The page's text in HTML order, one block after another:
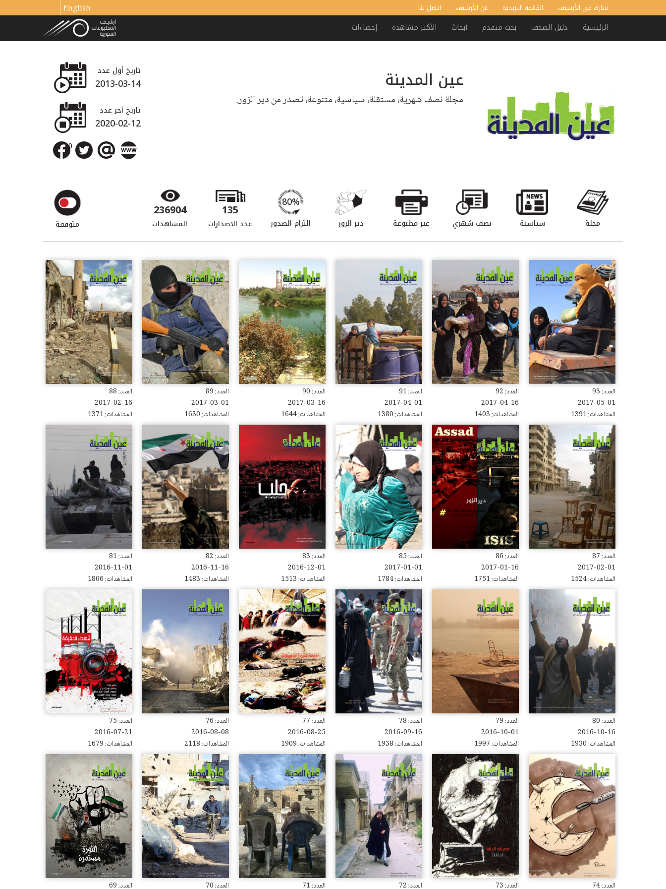
شارك في الأرشيف القائمة البريدية عن الأرشيف اتصل بنا English
الرئيسية دليل الصحف بحث متقدم أبحاث الأكثر مشاهدة إحصاءات
عين المدينة
مجلة نصف شهرية، مستقلة، سياسية، متنوعة، تصدر من دير الزور.
تاريخ أول عدد
2013-03-14
تاريخ آخر عدد
2020-02-12
0
مجلة سياسية نصف شهري غير مطبوعة دير الزور
80%
التزام الصدور
135
عدد الاصدارات
236904
المشاهدات متوقفة
العدد: 93
2017-05-01
المشاهدات: 1391
العدد: 92
2017-04-16
المشاهدات: 1403
العدد: 91
2017-04-01
المشاهدات: 1380
العدد: 90
2017-03-16
المشاهدات: 1644
العدد: 89
2017-03-01
المشاهدات: 1630
العدد: 88
2017-02-16
المشاهدات: 1371
العدد: 87
2017-02-01
المشاهدات: 1524
العدد: 86
2017-01-16
المشاهدات: 1751
العدد: 85
2017-01-01
المشاهدات: 1784
العدد: 83
2016-12-01
المشاهدات: 1513
العدد: 82
2016-11-16
المشاهدات: 1483
العدد: 81
2016-11-01
المشاهدات: 1806
العدد: 80
2016-10-16
المشاهدات: 1930
العدد: 79
2016-10-01
المشاهدات: 1997
العدد: 78
2016-09-16
المشاهدات: 1938
العدد: 77
2016-08-25
المشاهدات: 1909
العدد: 76
2016-08-08
المشاهدات: 2118
العدد: 75
2016-07-21
المشاهدات: 1679
العدد: 74 العدد: 73 العدد: 72 العدد: 71 العدد: 70 العدد: 69